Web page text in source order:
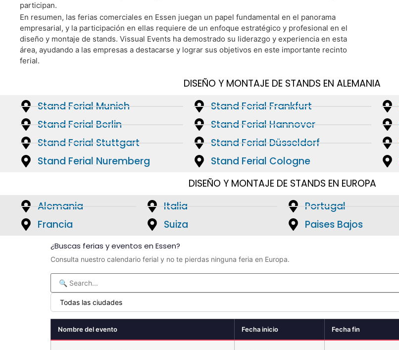
participan.
En resumen, las ferias comerciales en Essen juegan un papel fundamental en el panorama
empresarial, y la participación en ellas requiere de un enfoque estratégico y profesional en el
diseño y montaje de stands. Vissual Events ha demostrado su liderazgo y experiencia en esta
área, ayudando a las empresas a destacarse y lograr sus objetivos en este importante recinto
ferial.
DISEÑO Y MONTAJE DE STANDS EN ALEMANIA
Stand Ferial Munich
Stand Ferial Berlin
Stand Ferial Stuttgart
Stand Ferial Nuremberg
Stand Ferial Frankfurt
Stand Ferial Hannover
Stand Ferial Düsseldorf
Stand Ferial Cologne
DISEÑO Y MONTAJE DE STANDS EN EUROPA
Alemania
Francia
Italia
Suiza
Portugal
Paises Bajos
¿Buscas ferias y eventos en Essen?
Consulta nuestro calendario ferial y no te pierdas ninguna feria en Europa.
Nombre del evento Fecha inicio Fecha fin